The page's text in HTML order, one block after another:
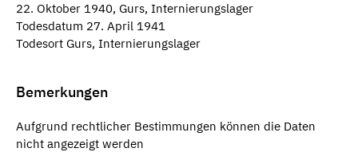
22. Oktober 1940, Gurs, Internierungslager
Todesdatum 27. April 1941
Todesort Gurs, Internierungslager
Bemerkungen
Aufgrund rechtlicher Bestimmungen können die Daten
nicht angezeigt werden